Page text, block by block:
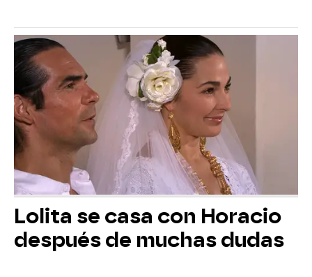
Lolita se casa con Horacio
después de muchas dudas